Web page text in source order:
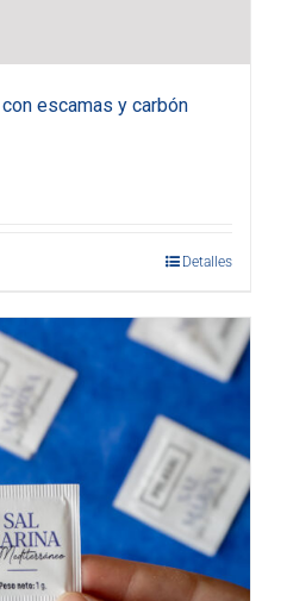
escamas y carbón
Detalles